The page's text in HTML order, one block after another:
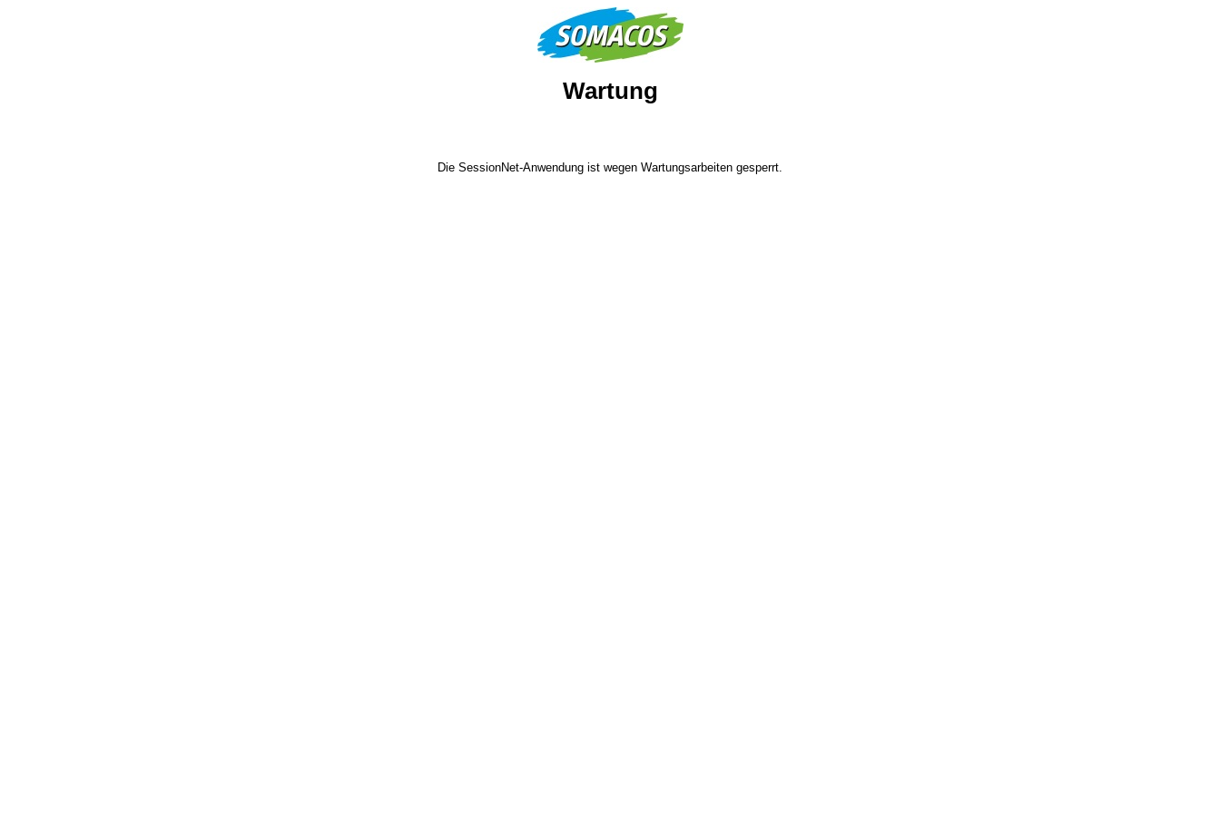
Wartung
Die SessionNet-Anwendung ist wegen Wartungsarbeiten gesperrt.